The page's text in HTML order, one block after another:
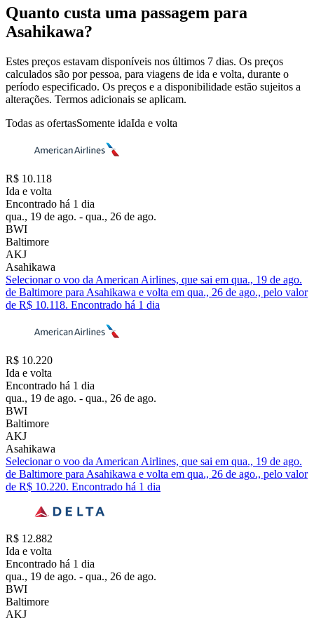
Quanto custa uma passagem para
Asahikawa?
Estes preços estavam disponíveis nos últimos 7 dias. Os preços
calculados são por pessoa, para viagens de ida e volta, durante o
período especificado. Os preços e a disponibilidade estão sujeitos a
alterações. Termos adicionais se aplicam.
Todas as ofertasSomente idaIda e volta
R$ 10.118
Ida e volta
Encontrado há 1 dia
qua., 19 de ago. - qua., 26 de ago.
BWI
Baltimore
AKJ
Asahikawa
Selecionar o voo da American Airlines, que sai em qua., 19 de ago.
de Baltimore para Asahikawa e volta em qua., 26 de ago., pelo valor
de R$ 10.118. Encontrado há 1 dia
R$ 10.220
Ida e volta
Encontrado há 1 dia
qua., 19 de ago. - qua., 26 de ago.
BWI
Baltimore
AKJ
Asahikawa
Selecionar o voo da American Airlines, que sai em qua., 19 de ago.
de Baltimore para Asahikawa e volta em qua., 26 de ago., pelo valor
de R$ 10.220. Encontrado há 1 dia
R$ 12.882
Ida e volta
Encontrado há 1 dia
qua., 19 de ago. - qua., 26 de ago.
BWI
Baltimore
AKJ